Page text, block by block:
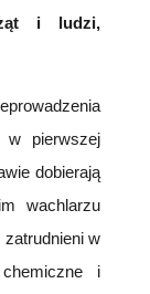
i ludzi,
w pierwszej
dobierają
wachlarzu
w
i